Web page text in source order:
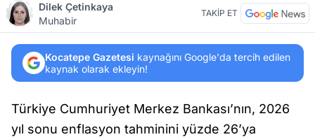
Dilek Çetinkaya
Muhabir
TAKİP ET
Kocatepe Gazetesi kaynağını Google'da tercih edilen
kaynak olarak ekleyin!
Türkiye Cumhuriyet Merkez Bankası’nın, 2026
yıl sonu enflasyon tahminini yüzde 26’ya